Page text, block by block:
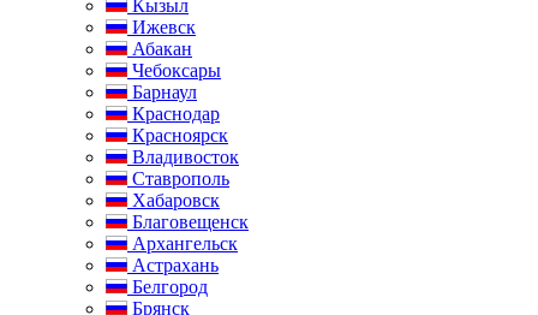
Кызыл
Ижевск
Абакан
Чебоксары
Барнаул
Краснодар
Красноярск
Владивосток
Ставрополь
Хабаровск
Благовещенск
Архангельск
Астрахань
Белгород
Брянск